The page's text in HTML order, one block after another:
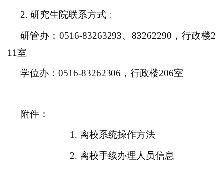
2. 研究生院联系方式：
研管办： 0516-83263293、 83262290 ，行政楼2
11室
学位办： 0516-83262306 ，行政楼206室
附件：
1. 离校系统操作方法
2. 离校手续办理人员信息